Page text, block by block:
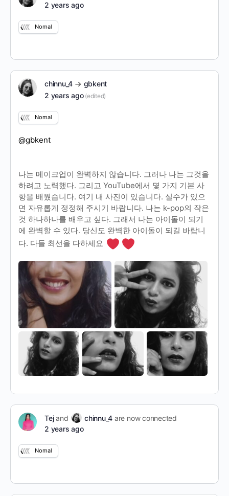
2 years ago
Nomal
chinnu_4
gbkent
2 years ago (edited)
Nomal
@gbkent
나는 메이크업이 완벽하지 않습니다. 그러나 나는 그것을
하려고 노력했다. 그리고 YouTube에서 몇 가지 기본 사
항을 배웠습니다. 여기 내 사진이 있습니다. 실수가 있으
면 자유롭게 정정해 주시기 바랍니다. 나는 k-pop의 작은
것 하나하나를 배우고 싶다. 그래서 나는 아이돌이 되기
에 완벽할 수 있다. 당신도 완벽한 아이돌이 되길 바랍니
다. 다들 최선을 다하세요
Tejand chinnu_4 are now connected
2 years ago
Nomal